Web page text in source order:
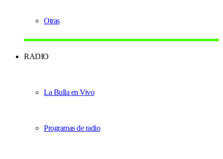
Otras
RADIO
La Bulla en Vivo
Programas de radio